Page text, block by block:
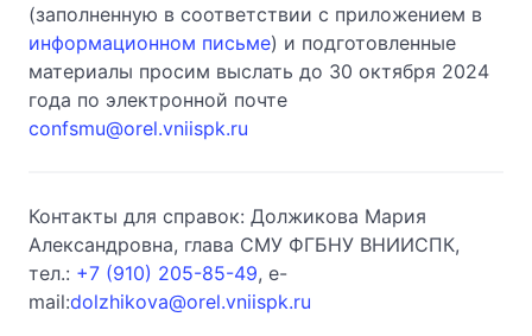
(заполненную в соответствии с приложением в
информационном письме) и подготовленные
материалы просим выслать до 30 октября 2024
года по электронной почте
confsmu@orel.vniispk.ru
Контакты для справок: Должикова Мария
Александровна, глава СМУ ФГБНУ ВНИИСПК,
тел.: +7 (910) 205-85-49, e-
mail:dolzhikova@orel.vniispk.ru